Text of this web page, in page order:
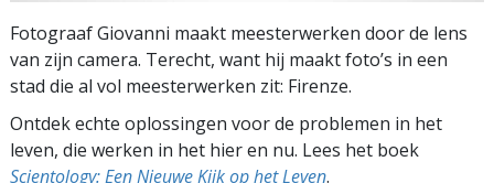
Fotograaf Giovanni maakt meesterwerken door de lens
van zijn camera. Terecht, want hij maakt foto’s in een
stad die al vol meesterwerken zit: Firenze.
Ontdek echte oplossingen voor de problemen in het
leven, die werken in het hier en nu. Lees het boek
Scientology: Een Nieuwe Kijk op het Leven.